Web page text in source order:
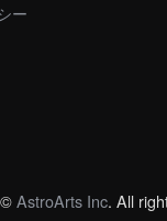
ー
AstroArts Inc. All